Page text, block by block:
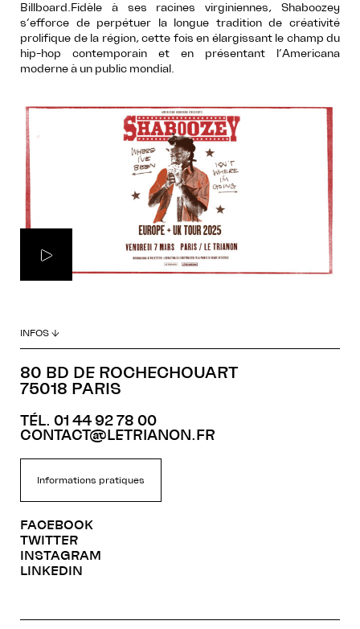
Billboard.Fidèle à ses racines virginiennes, Shaboozey
s’efforce de perpétuer la longue tradition de créativité
prolifique de la région, cette fois en élargissant le champ du
hip-hop contemporain et en présentant l’Americana
moderne à un public mondial.
INFOS ↓
80 BD DE ROCHECHOUART
75018 PARIS
TÉL. 01 44 92 78 00
CONTACT@LETRIANON.FR
Informations pratiques
FACEBOOK
TWITTER
INSTAGRAM
LINKEDIN